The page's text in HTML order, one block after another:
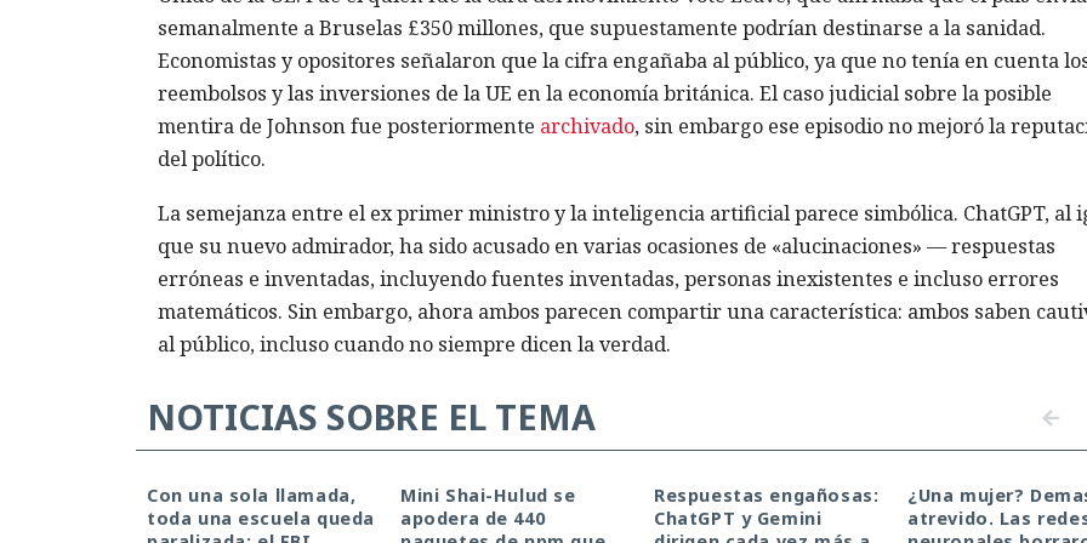
semanalmente a Bruselas £350 millones, que supuestamente podrían destinarse a la sanidad.
Economistas y opositores señalaron que la cifra engañaba al público, ya que no tenía en cuenta
reembolsos y las inversiones de la UE en la economía británica. El caso judicial sobre la posible
mentira de Johnson fue posteriormente archivado, sin embargo ese episodio no mejoró la
del político.
La semejanza entre el ex primer ministro y la inteligencia artificial parece simbólica. ChatGPT, al
que su nuevo admirador, ha sido acusado en varias ocasiones de «alucinaciones» — respuestas
erróneas e inventadas, incluyendo fuentes inventadas, personas inexistentes e incluso errores
matemáticos. Sin embargo, ahora ambos parecen compartir una característica: ambos saben
al público, incluso cuando no siempre dicen la verdad.
NOTICIAS SOBRE EL TEMA
Con una sola llamada,
toda una escuela queda
Mini Shai-Hulud se
apodera de 440
Respuestas engañosas:
ChatGPT y Gemini
¿Una mujer?
atrevido. Las